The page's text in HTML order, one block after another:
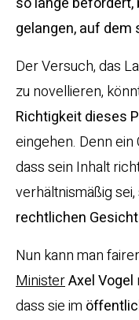
gelangen, auf
Der Versuch, das
zu novellieren,
Richtigkeit dieses
eingehen. Denn ein
dass sein Inhalt
verhältnismäßig
rechtlichen
Nun kann man
MinisterAxel Vogel
dass sie im